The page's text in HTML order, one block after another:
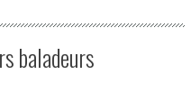
baladeurs